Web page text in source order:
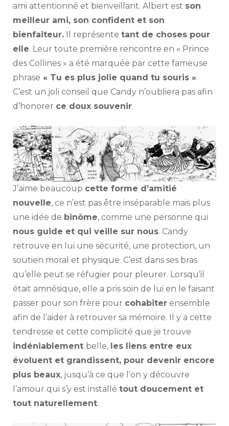
ami attentionné et bienveillant. Albert est son
meilleur ami, son confident et son
bienfaiteur. Il représente tant de choses pour
elle. Leur toute première rencontre en « Prince
des Collines » a été marquée par cette fameuse
phrase « Tu es plus jolie quand tu souris ».
C’est un joli conseil que Candy n’oubliera pas afin
d’honorer ce doux souvenir.
J’aime beaucoup cette forme d’amitié
nouvelle, ce n’est pas être inséparable mais plus
une idée de binôme, comme une personne qui
nous guide et qui veille sur nous. Candy
retrouve en lui une sécurité, une protection, un
soutien moral et physique. C’est dans ses bras
qu’elle peut se réfugier pour pleurer. Lorsqu’il
était amnésique, elle a pris soin de lui en le faisant
passer pour son frère pour cohabiter ensemble
afin de l’aider à retrouver sa mémoire. Il y a cette
tendresse et cette complicité que je trouve
indéniablement belle, les liens entre eux
évoluent et grandissent, pour devenir encore
plus beaux, jusqu’à ce que l’on y découvre
l’amour qui s’y est installé tout doucement et
tout naturellement.